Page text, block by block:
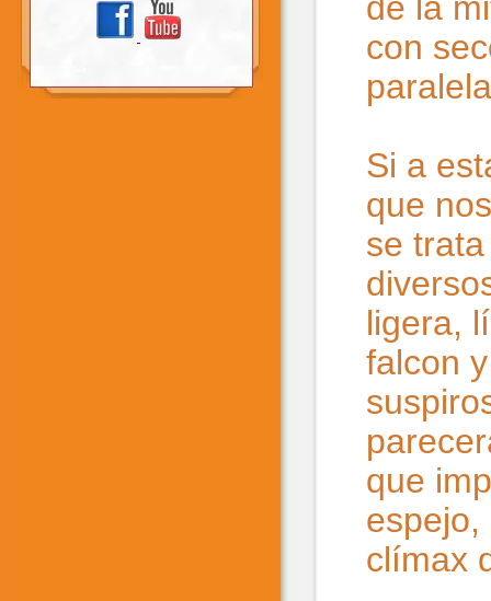
con
Si a
que
se
ligera,
falcon
que
espejo,
clímax